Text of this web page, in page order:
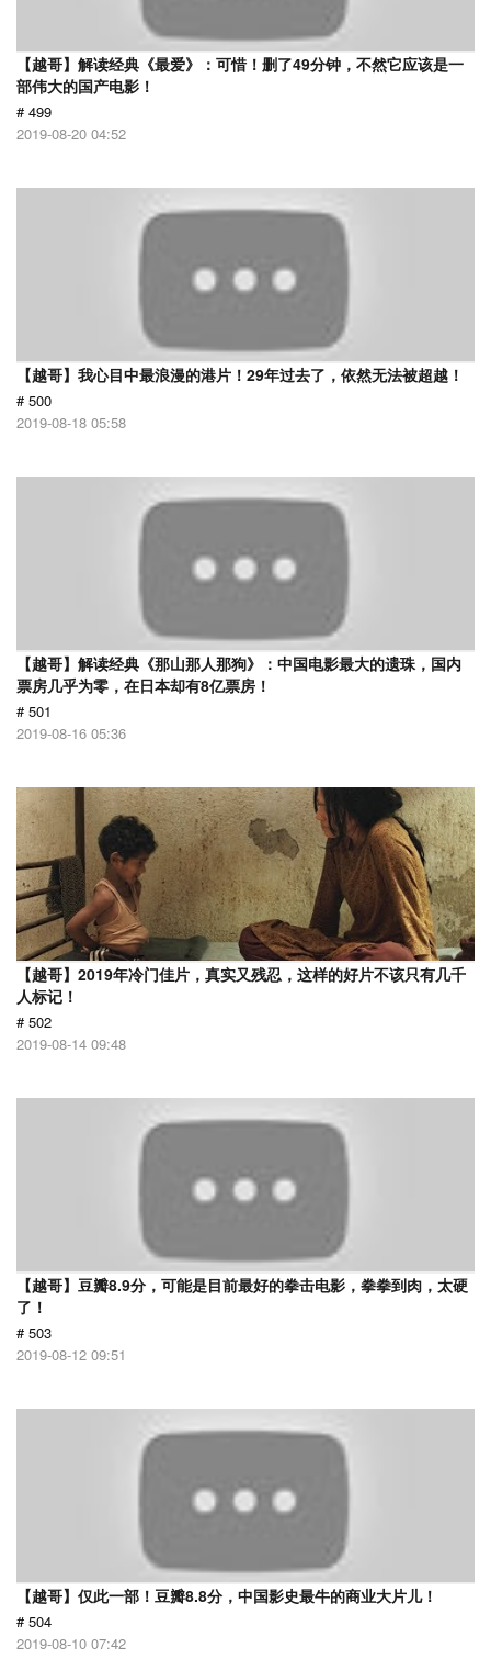
【越哥】解读经典《最爱》：可惜！删了49分钟，不然它应该是一
部伟大的国产电影！
# 499
2019-08-20 04:52
【越哥】我心目中最浪漫的港片！29年过去了，依然无法被超越！
# 500
2019-08-18 05:58
【越哥】解读经典《那山那人那狗》：中国电影最大的遗珠，国内
票房几乎为零，在日本却有8亿票房！
# 501
2019-08-16 05:36
【越哥】2019年冷门佳片，真实又残忍，这样的好片不该只有几千
人标记！
# 502
2019-08-14 09:48
【越哥】豆瓣8.9分，可能是目前最好的拳击电影，拳拳到肉，太硬
了！
# 503
2019-08-12 09:51
【越哥】仅此一部！豆瓣8.8分，中国影史最牛的商业大片儿！
# 504
2019-08-10 07:42